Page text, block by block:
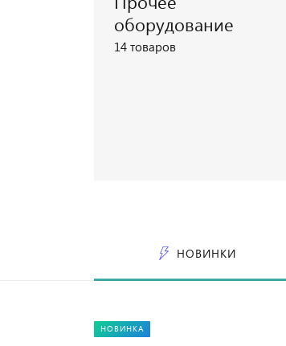
оборудование
14 товаров
НОВИНКИ
НОВИНКА